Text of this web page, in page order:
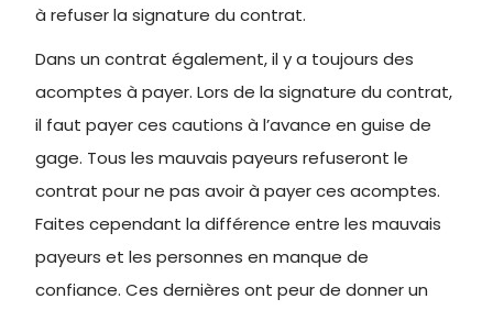
à refuser la signature du contrat.
Dans un contrat également, il y a toujours des
acomptes à payer. Lors de la signature du contrat,
il faut payer ces cautions à l’avance en guise de
gage. Tous les mauvais payeurs refuseront le
contrat pour ne pas avoir à payer ces acomptes.
Faites cependant la différence entre les mauvais
payeurs et les personnes en manque de
confiance. Ces dernières ont peur de donner un